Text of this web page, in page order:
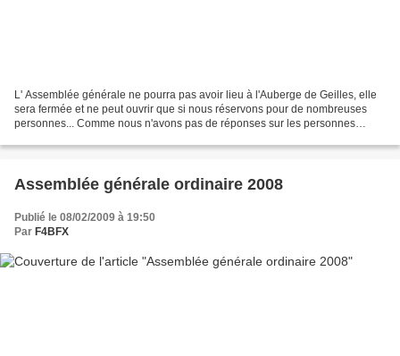
L' Assemblée générale ne pourra pas avoir lieu à l'Auberge de Geilles, elle
sera fermée et ne peut ouvrir que si nous réservons pour de nombreuses
personnes... Comme nous n'avons pas de réponses sur les personnes
Assemblée générale ordinaire 2008
Publié le 08/02/2009 à 19:50
Par F4BFX